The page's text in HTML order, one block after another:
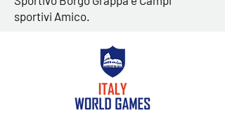
sportivi Amico.